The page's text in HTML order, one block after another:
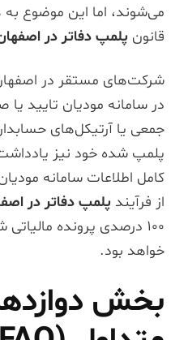
می‌شوند، اما این موضوع
قانون پلمپ دفاتر در
شرکت‌های مستقر در اصفهان
در سامانه مودیان تایید
جمعی یا آرتیکل‌های
پلمپ شده خود نیز
کامل اطلاعات سامانه
از فرآیند پلمپ دفاتر در
۱۰۰ درصدی پرونده
خواهد بود.
بخش